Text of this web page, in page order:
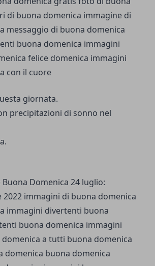
giornata.
precipitazioni di sonno nel